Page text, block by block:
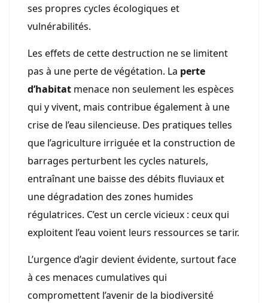
ses propres cycles écologiques et
vulnérabilités.
Les effets de cette destruction ne se limitent
pas à une perte de végétation. La perte
d’habitat menace non seulement les espèces
qui y vivent, mais contribue également à une
crise de l’eau silencieuse. Des pratiques telles
que l’agriculture irriguée et la construction de
barrages perturbent les cycles naturels,
entraînant une baisse des débits fluviaux et
une dégradation des zones humides
régulatrices. C’est un cercle vicieux : ceux qui
exploitent l’eau voient leurs ressources se tarir.
L’urgence d’agir devient évidente, surtout face
à ces menaces cumulatives qui
compromettent l’avenir de la biodiversité